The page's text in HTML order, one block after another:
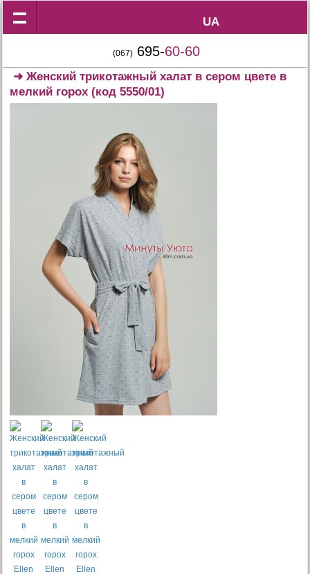
UA
UA
(067) 695-60-60
➜Женский трикотажный халат в сером цвете в
мелкий горох (код 5550/01)